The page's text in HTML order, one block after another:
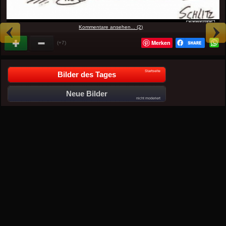
Kommentare ansehen... (2)
(+7) Merken
Bilder des Tages Startseite
Neue Bilder
nicht moderiert